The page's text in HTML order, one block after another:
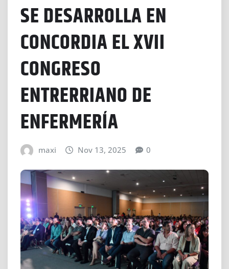
SE DESARROLLA EN
CONCORDIA EL XVII
CONGRESO
ENTRERRIANO DE
ENFERMERÍA
maxi Nov 13, 2025 0